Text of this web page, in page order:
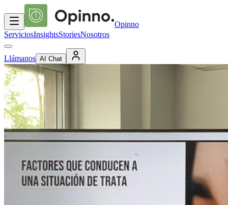
Opinno
ServiciosInsightsStoriesNosotros
Llámanos AI Chat